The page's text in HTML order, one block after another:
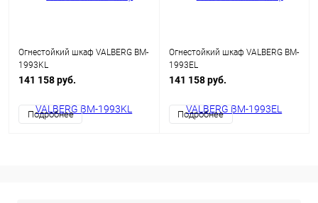
Огнестойкий шкаф VALBERG BM-
1993KL
141 158 руб.
Подробнее
Огнестойкий шкаф VALBERG BM-
1993EL
141 158 руб.
Подробнее